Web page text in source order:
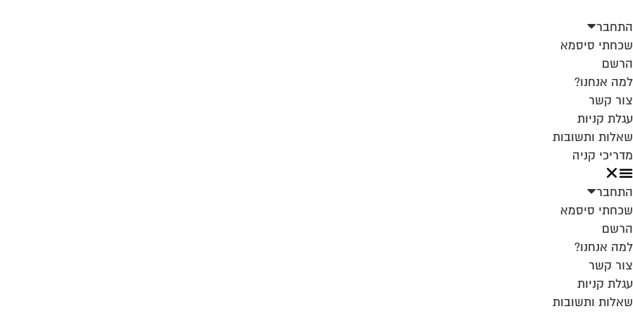
התחבר
שכחתי סיסמא
הרשם
למה אנחנו?
צור קשר
עגלת קניות
שאלות ותשובות
מדריכי קניה
התחבר
שכחתי סיסמא
הרשם
למה אנחנו?
צור קשר
עגלת קניות
שאלות ותשובות